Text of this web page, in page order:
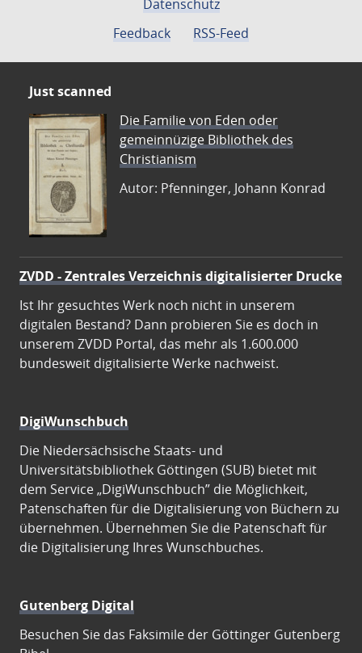
Datenschutz
Feedback
RSS-Feed
Just scanned
Die Familie von Eden oder
gemeinnüzige Bibliothek des
Christianism
Autor: Pfenninger, Johann Konrad
ZVDD - Zentrales Verzeichnis digitalisierter Drucke
Ist Ihr gesuchtes Werk noch nicht in unserem
digitalen Bestand? Dann probieren Sie es doch in
unserem ZVDD Portal, das mehr als 1.600.000
bundesweit digitalisierte Werke nachweist.
DigiWunschbuch
Die Niedersächsische Staats- und
Universitätsbibliothek Göttingen (SUB) bietet mit
dem Service „DigiWunschbuch” die Möglichkeit,
Patenschaften für die Digitalisierung von Büchern zu
übernehmen. Übernehmen Sie die Patenschaft für
die Digitalisierung Ihres Wunschbuches.
Gutenberg Digital
Besuchen Sie das Faksimile der Göttinger Gutenberg